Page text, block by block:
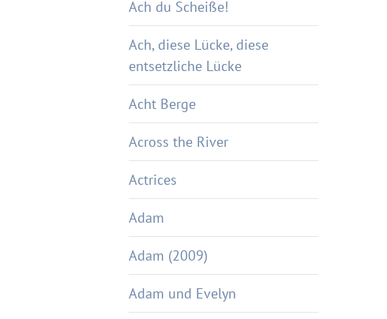
Ach du Scheiße!
Ach, diese Lücke, diese
entsetzliche Lücke
Acht Berge
Across the River
Actrices
Adam
Adam (2009)
Adam und Evelyn